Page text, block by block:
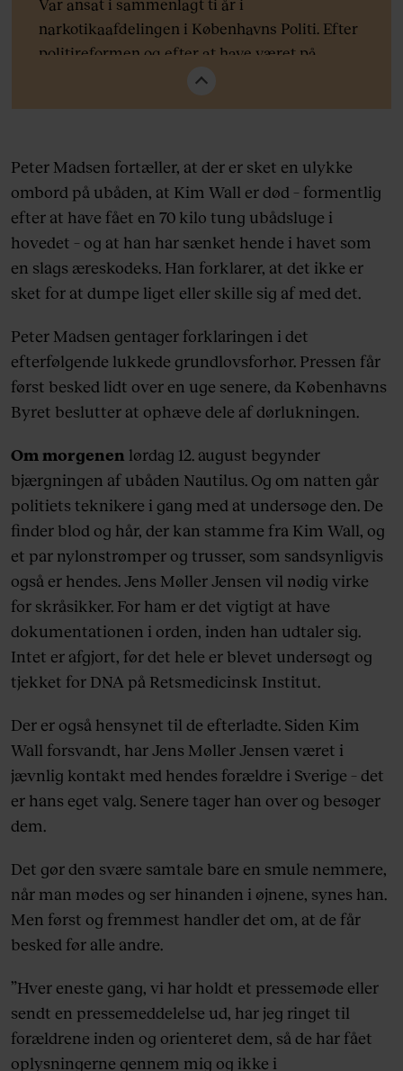
Var ansat i sammenlagt ti år i
narkotikaafdelingen i Københavns Politi. Efter
politireformen og efter at have været på
politiets overordnede lederuddannelse i 2006
personfarlig kriminalitet, det, der svarer til
drabschef. Her var han fra 2007 til 2011. Så
skiftede han til København. Det er ikke første
gang, Jens Møller har stået i spidsen for en
markant sag. Han efterforskede også
terrorangrebet i København i 2015, der kostede
Lars Hedegaard. Og før det sagen mod den
etbenede bombemand, Lors Doukaev, der i
2007 ved en fejl udløste en bombe på et toilet
på Hotel Jørgensen i det indre København.
Peter Madsen fortæller, at der er sket en ulykke
ombord på ubåden, at Kim Wall er død – formentlig
efter at have fået en 70 kilo tung ubådsluge i
hovedet – og at han har sænket hende i havet som
en slags æreskodeks. Han forklarer, at det ikke er
sket for at dumpe liget eller skille sig af med det.
Peter Madsen gentager forklaringen i det
efterfølgende lukkede grundlovsforhør. Pressen får
først besked lidt over en uge senere, da Københavns
Byret beslutter at ophæve dele af dørlukningen.
Om morgenen lørdag 12. august begynder
bjærgningen af ubåden Nautilus. Og om natten går
politiets teknikere i gang med at undersøge den. De
finder blod og hår, der kan stamme fra Kim Wall, og
et par nylonstrømper og trusser, som sandsynligvis
også er hendes. Jens Møller Jensen vil nødig virke
for skråsikker. For ham er det vigtigt at have
dokumentationen i orden, inden han udtaler sig.
Intet er afgjort, før det hele er blevet undersøgt og
tjekket for DNA på Retsmedicinsk Institut.
Der er også hensynet til de efterladte. Siden Kim
Wall forsvandt, har Jens Møller Jensen været i
jævnlig kontakt med hendes forældre i Sverige – det
er hans eget valg. Senere tager han over og besøger
dem.
Det gør den svære samtale bare en smule nemmere,
når man mødes og ser hinanden i øjnene, synes han.
Men først og fremmest handler det om, at de får
besked før alle andre.
”Hver eneste gang, vi har holdt et pressemøde eller
sendt en pressemeddelelse ud, har jeg ringet til
forældrene inden og orienteret dem, så de har fået
oplysningerne gennem mig og ikke i